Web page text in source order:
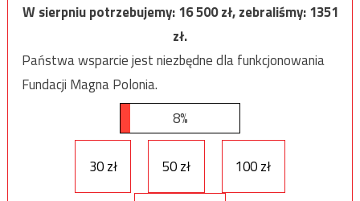
W sierpniu potrzebujemy:16 500zł, zebraliśmy:1351
zł.
Państwa wsparcie jest niezbędne dla funkcjonowania
Fundacji Magna Polonia.
8%
30 zł 50 zł 100 zł